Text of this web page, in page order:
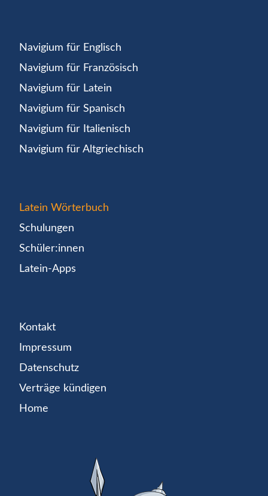
Navigium für Englisch
Navigium für Französisch
Navigium für Latein
Navigium für Spanisch
Navigium für Italienisch
Navigium für Altgriechisch
Latein Wörterbuch
Schulungen
Schüler:innen
Latein-Apps
Kontakt
Impressum
Datenschutz
Verträge kündigen
Home